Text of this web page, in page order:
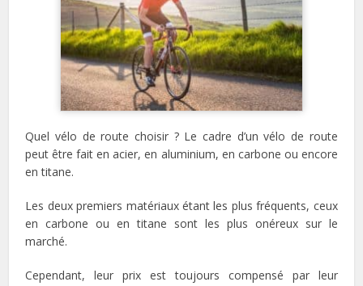
Quel vélo de route choisir ? Le cadre d’un vélo de route
peut être fait en acier, en aluminium, en carbone ou encore
en titane.
Les deux premiers matériaux étant les plus fréquents, ceux
en carbone ou en titane sont les plus onéreux sur le
marché.
Cependant, leur prix est toujours compensé par leur